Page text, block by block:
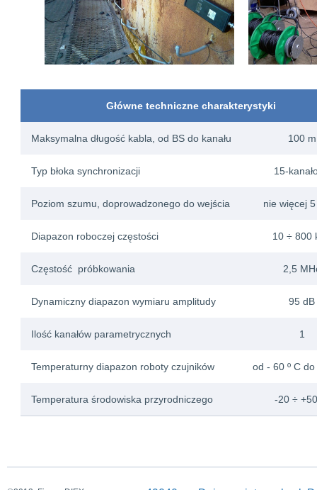
Główne techniczne charakterystyki
Maksymalna długość kabla, od BS do kanału 100 m
Typ błoka synchronizacji 15-
Poziom szumu, doprowadzonego do wejścia nie więcej
Diapazon roboczej częstości 10 ÷ 800
Częstość próbkowania 2,5
Dynamiczny diapazon wymiaru amplitudy 95 dB
Ilość kanałów parametrycznych 1
Temperaturny diapazon roboty czujników od - 60 º C do
Temperatura środowiska przyrodniczego -20 ÷